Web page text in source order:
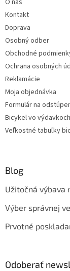
O nás
Kontakt
Doprava
Osobný odber
Obchodné
Ochrana osobných
Reklamácie
Moja objednávka
Formulár na
Bicykel vo
Veľkostné tabuľky
Blog
Užitočná výbava
Výber správnej
Prvotné
Odoberať